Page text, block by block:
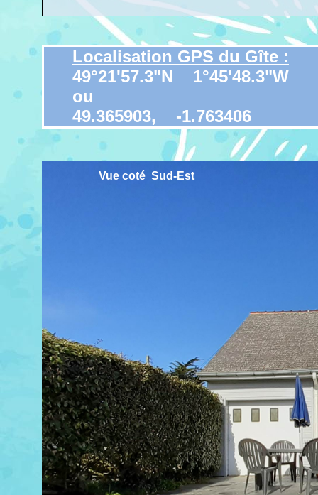
Localisation GPS du Gîte :
49°21'57.3"N 1°45'48.3"W
ou
49.365903, -1.763406
Vue coté Sud-Est